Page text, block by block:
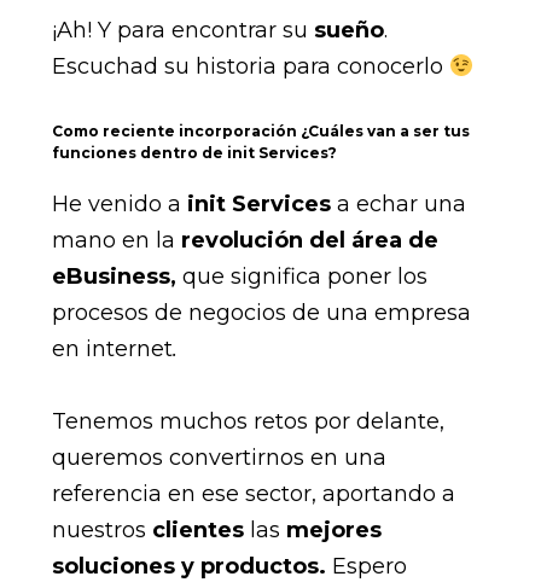
¡Ah! Y para encontrar su sueño.
Escuchad su historia para conocerlo
Como reciente incorporación ¿Cuáles van a ser tus
funciones dentro de init Services?
He venido a init Servicesa echar una
mano en la revolución del área de
eBusiness, que significa poner los
procesos de negocios de una empresa
en internet.
Tenemos muchos retos por delante,
queremos convertirnos en una
referencia en ese sector, aportando a
nuestros clienteslas mejores
soluciones y productos. Espero